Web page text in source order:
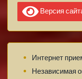
Версия
Интернет
Независимая